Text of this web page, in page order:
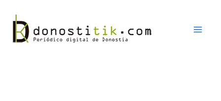
contenido